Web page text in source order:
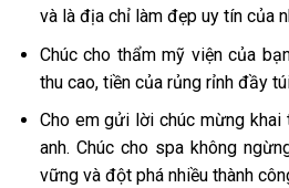
và là địa chỉ làm đẹp uy tín của
Chúc cho thẩm mỹ viện của
thu cao, tiền của rủng rỉnh đầy
Cho em gửi lời chúc mừng
anh. Chúc cho spa không
vững và đột phá nhiều thành